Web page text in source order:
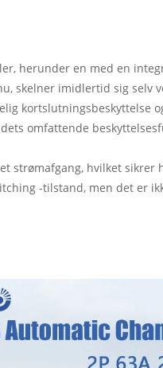
herunder en med en
skelner imidlertid sig
kortslutningsbeskyttelse
omfattende
strømafgang, hvilket
-tilstand, men det er